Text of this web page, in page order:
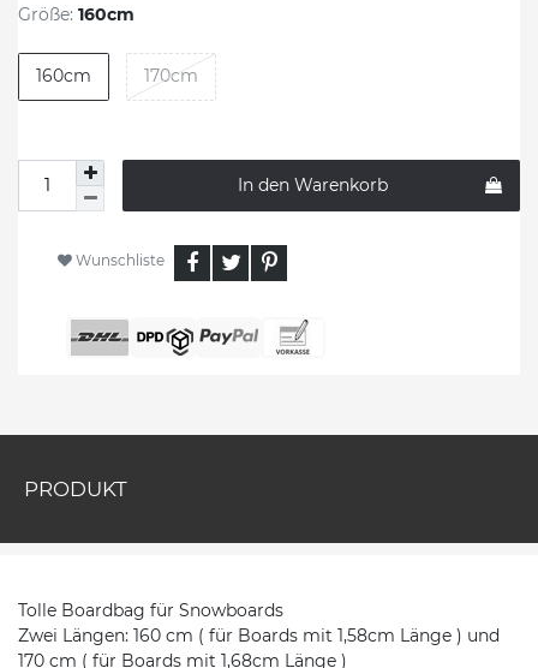
Größe: 160cm
160cm 170cm
In den Warenkorb
Wunschliste
PRODUKT
Tolle Boardbag für Snowboards
Zwei Längen: 160 cm ( für Boards mit 1,58cm Länge ) und
170 cm ( für Boards mit 1,68cm Länge )